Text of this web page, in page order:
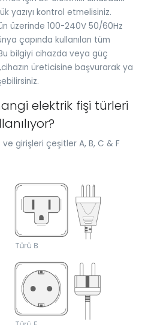
yazıyı kontrol etmelisiniz.
üzerinde 100-240V 50/60Hz
çapında kullanılan tüm
bilgiyi cihazda veya güç
üreticisine başvurarak ya
elektrik fişi türleri
girişleri çeşitler A, B, C & F